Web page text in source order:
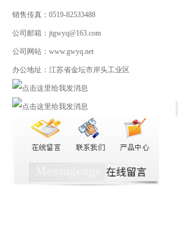
销售传真：0519-82533488
公司邮箱：jtgwyq@163.com
公司网站：www.gwyq.net
办公地址：江苏省金坛市岸头工业区